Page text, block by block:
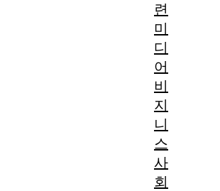
련
미
디
어
비
지
니
스
사
회